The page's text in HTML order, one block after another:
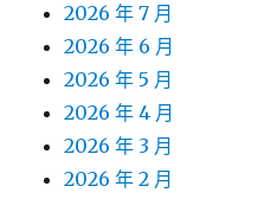
2026 年 7 月
2026 年 6 月
2026 年 5 月
2026 年 4 月
2026 年 3 月
2026 年 2 月